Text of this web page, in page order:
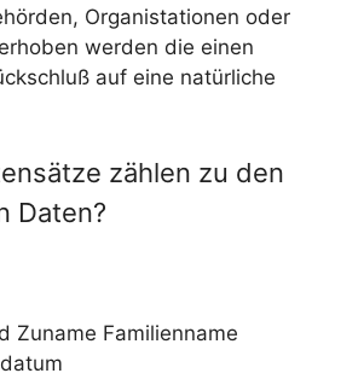
Organistationen oder
werden die einen
auf eine natürliche
zählen zu den
Daten?
Zuname Familienname